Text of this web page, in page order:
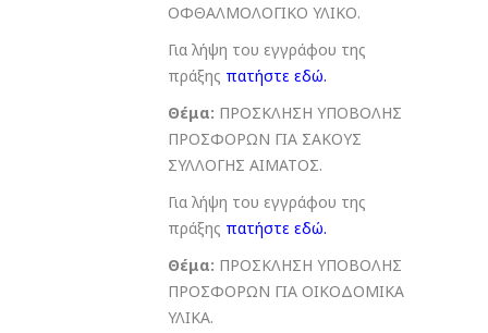
ΟΦΘΑΛΜΟΛΟΓΙΚΟ ΥΛΙΚΟ.
Για λήψη του εγγράφου της
πράξης πατήστε εδώ.
Θέμα: ΠΡΟΣΚΛΗΣΗ ΥΠΟΒΟΛΗΣ
ΠΡΟΣΦΟΡΩΝ ΓΙΑ ΣΑΚΟΥΣ
ΣΥΛΛΟΓΗΣ ΑΙΜΑΤΟΣ.
Για λήψη του εγγράφου της
πράξης πατήστε εδώ.
Θέμα: ΠΡΟΣΚΛΗΣΗ ΥΠΟΒΟΛΗΣ
ΠΡΟΣΦΟΡΩΝ ΓΙΑ ΟΙΚΟΔΟΜΙΚΑ
ΥΛΙΚΑ.